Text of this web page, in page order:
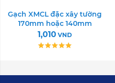
Gạch XMCL đặc xây tường
170mm hoặc 140mm
1,010 VND